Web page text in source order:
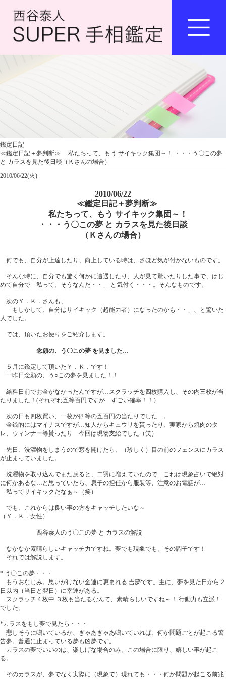
鑑定日記
≪鑑定日記＋夢判断≫ 私たちって、もう サイキック集団～！ ・・・う〇この夢
と カラスを見た後日談（Ｋさんの場合）
2010/06/22(火)
2010/06/22
≪鑑定日記＋夢判断≫
私たちって、もう サイキック集団～！
・・・う〇この夢 と カラスを見た後日談
（Ｋさんの場合）
何でも、自分が上達したり、向上している時は、さほど気が付かないものです。
そんな時に、自分でも驚く何かに遭遇したり、人が見て驚いたりした事で、はじ
めて自分で「私って、そうなんだ・・」 と気付く・・・。そんなものです。
次のＹ．Ｋ．さんも、
「もしかして、自分はサイキック（超能力者）になったのかも・・」、と驚いた
人でした。
では、頂いたお便りをご紹介します。
念願の、う〇この夢 を見ました…
５月に鑑定して頂いたＹ．Ｋ．です！
一昨日念願の、う○この夢を見ました！！
給料日前でお金がなかったんですが…スクラッチを四枚購入し、その内三枚が当
たりました！(それぞれ五等百円ですが…すごい確率！！）
次の日も四枚買い、一枚が四等の五百円の当たりでした…。
金銭的にはマイナスですが…知人からキュウリを貰ったり、実家から焼肉のタ
レ、ウィンナー等貰ったり…今回は現物支給でした（笑）
先日、洗濯物をしまうので窓を開けたら、（珍しく）目の前のフェンスにカラス
が止まっていました。
洗濯物を取り込んでまた戻ると、二羽に増えていたので…これは現象占いで絶対
に何かあるな…と思っていたら、息子の担任から服装等、注意のお電話が…
私ってサイキックだなぁ～（笑）
でも、これからは良い事の方をキャッチしたいな～
（Ｙ．Ｋ．女性）
西谷泰人のう〇この夢 と カラスの解説
なかなか素晴らしいキャッチ力ですね。夢でも現象でも。その調子です！
それでは解説します。
* う〇この夢・・・
もうおなじみ。思いがけない金運に恵まれる 吉夢です。主に、夢を見た日から２
日以内（当日と翌日）に幸運がある。
スクラッチ４枚中 ３枚も当たるなんて、素晴らしいですね～！ 行動力も立派！
でした。
*カラスをもし夢で見たら・・・
悲しそうに鳴いているか、ぎゃあぎゃあ鳴いていれば、何か問題ごとが起こる警
告夢。普通に止まっている夢も凶夢です。
カラスの夢でいいのは、楽しげな場合のみ。この場合に限り、嬉しい事が起こ
る。
そのカラスが、夢でなく実際に（現象で）現れても・・・何か問題が起こる前兆